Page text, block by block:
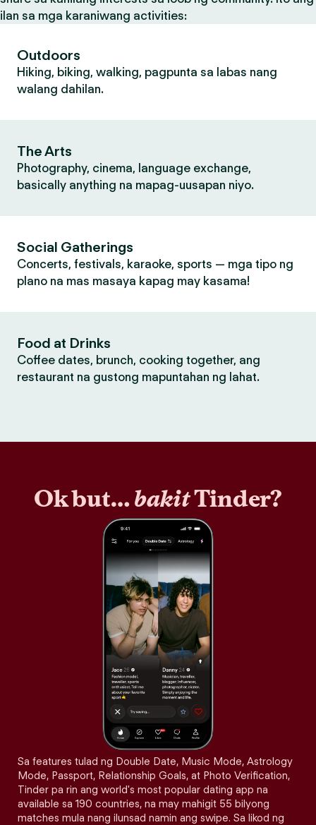
ilan sa mga karaniwang activities:
Outdoors
Hiking, biking, walking, pagpunta sa labas nang
walang dahilan.
The Arts
Photography, cinema, language exchange,
basically anything na mapag-uusapan niyo.
Social Gatherings
Concerts, festivals, karaoke, sports — mga tipo ng
plano na mas masaya kapag may kasama!
Food at Drinks
Coffee dates, brunch, cooking together, ang
restaurant na gustong mapuntahan ng lahat.
Ok but…bakitTinder?
Sa features tulad ng Double Date, Music Mode, Astrology
Mode, Passport, Relationship Goals, at Photo Verification,
Tinder pa rin ang world's most popular dating app na
available sa 190 countries, na may mahigit 55 bilyong
matches mula nang ilunsad namin ang swipe. Sa likod ng